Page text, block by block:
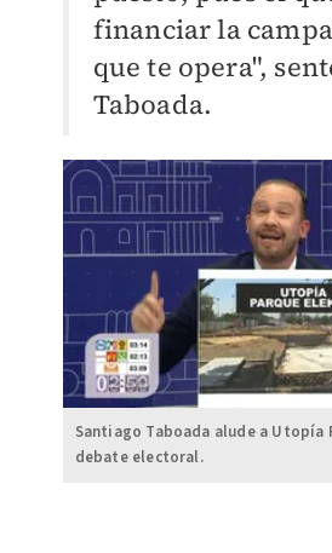
financiar la
que te opera",
Taboada.
Santiago Taboada alude a Utopía
debate electoral.